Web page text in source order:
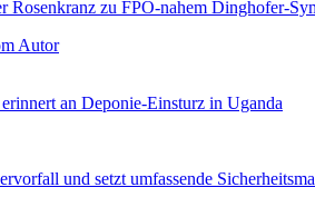
zu FPÖ-nahem Dinghofer-
Autor
an Deponie-Einsturz in Uganda
und setzt umfassende